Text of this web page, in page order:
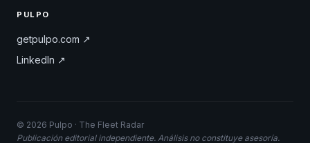
PULPO
getpulpo.com ↗
LinkedIn ↗
© 2026 Pulpo · The Fleet Radar
Publicación editorial independiente. Análisis no constituye asesoría.